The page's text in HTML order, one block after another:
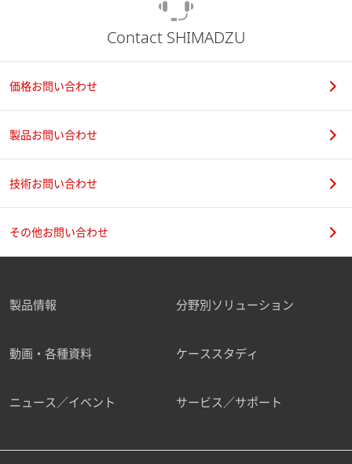
Contact SHIMADZU
価格お問い合わせ
製品お問い合わせ
技術お問い合わせ
その他お問い合わせ
製品情報 分野別ソリューション
動画・各種資料 ケーススタディ
ニュース／イベント サービス／サポート